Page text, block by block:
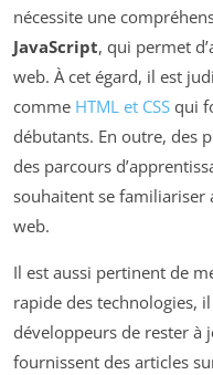
nécessite une
JavaScript, qui permet
web. À cet égard, il est
comme HTML et CSS qui
débutants. En outre, des
des parcours
souhaitent se familiariser
web.
Il est aussi pertinent de
rapide des technologies,
développeurs de rester à
fournissent des articles